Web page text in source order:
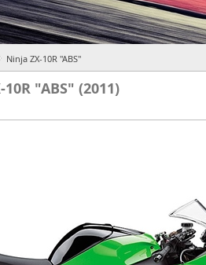
Ninja ZX-10R "ABS"
"ABS" (2011)